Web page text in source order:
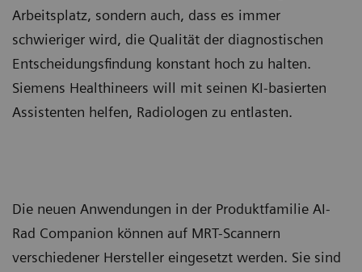
Arbeitsplatz, sondern auch, dass es immer
schwieriger wird, die Qualität der diagnostischen
Entscheidungsfindung konstant hoch zu halten.
Siemens Healthineers will mit seinen KI-basierten
Assistenten helfen, Radiologen zu entlasten.
Die neuen Anwendungen in der Produktfamilie AI-
Rad Companion können auf MRT-Scannern
verschiedener Hersteller eingesetzt werden. Sie sind